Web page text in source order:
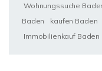
Wohnungssuche
Baden
kaufen Baden
Immobilienkauf Baden